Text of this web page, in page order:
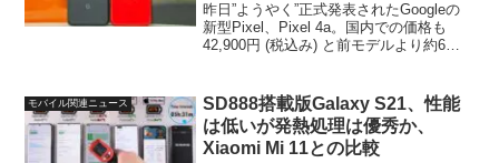
昨日”ようやく”正式発表されたGoogleの
新型Pixel、Pixel 4a。国内での価格も
42,900円 (税込み) と前モデルより約6千
バ...
モバイル関連ニュース
SD888搭載版Galaxy S21、性能
は低いが発熱処理は優秀か、
Xiaomi Mi 11との比較